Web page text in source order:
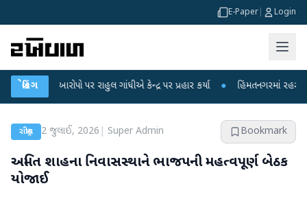
E-Paper Login
બ્રેકિંગ
આરોપો પર રાહુલ ગાંધીએ કેન્દ્ર પર પ્રહાર કર્યા ● હિંમતનગરમાં રહસ્યમય
રાષ્ટ્રીય 2 જુલાઈ, 2026 Super Admin Bookmark
અમિત શાહના નિવાસસ્થાને ભાજપની મહત્વપૂર્ણ બેઠક
યોજાઈ